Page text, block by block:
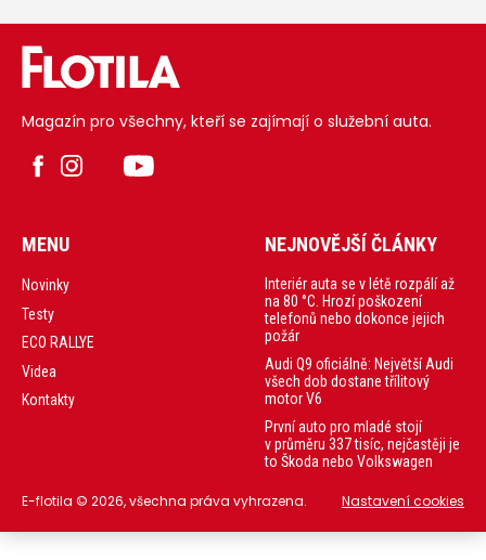
Magazín pro všechny, kteří se zajímají o služební auta.
MENU
Novinky
Testy
ECO RALLYE
Videa
Kontakty
NEJNOVĚJŠÍ ČLÁNKY
Interiér auta se v létě rozpálí až
na 80 °C. Hrozí poškození
telefonů nebo dokonce jejich
požár
Audi Q9 oficiálně: Největší Audi
všech dob dostane třílitový
motor V6
První auto pro mladé stojí
v průměru 337 tisíc, nejčastěji je
to Škoda nebo Volkswagen
E-flotila © 2026, všechna práva vyhrazena. Nastavení cookies